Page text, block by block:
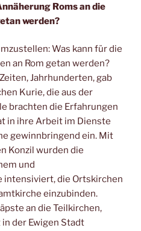
Roms an die
werden?
Was kann für die
an Rom getan werden?
Jahrhunderten, gab
Kurie, die aus der
brachten die Erfahrungen
in ihre Arbeit im Dienste
gewinnbringend ein. Mit
Konzil wurden die
und
intensiviert, die Ortskirchen
einzubinden.
an die Teilkirchen,
der Ewigen Stadt